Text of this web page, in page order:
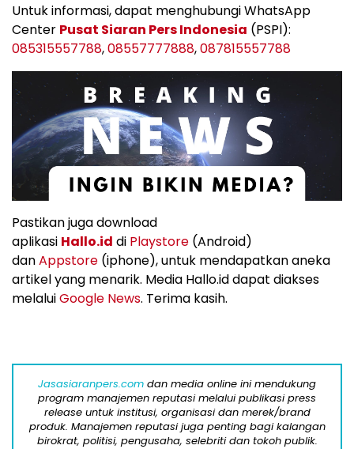
Untuk informasi, dapat menghubungi WhatsApp
Center Pusat Siaran Pers Indonesia (PSPI):
085315557788,08557777888,087815557788
Pastikan juga download
aplikasi Hallo.id di Playstore (Android)
danAppstore (iphone), untuk mendapatkan aneka
artikel yang menarik. Media Hallo.id dapat diakses
melaluiGoogle News. Terima kasih.
Jasasiaranpers.com dan media online ini mendukung
program manajemen reputasi melalui publikasi press
release untuk institusi, organisasi dan merek/brand
produk. Manajemen reputasi juga penting bagi kalangan
birokrat, politisi, pengusaha, selebriti dan tokoh publik.